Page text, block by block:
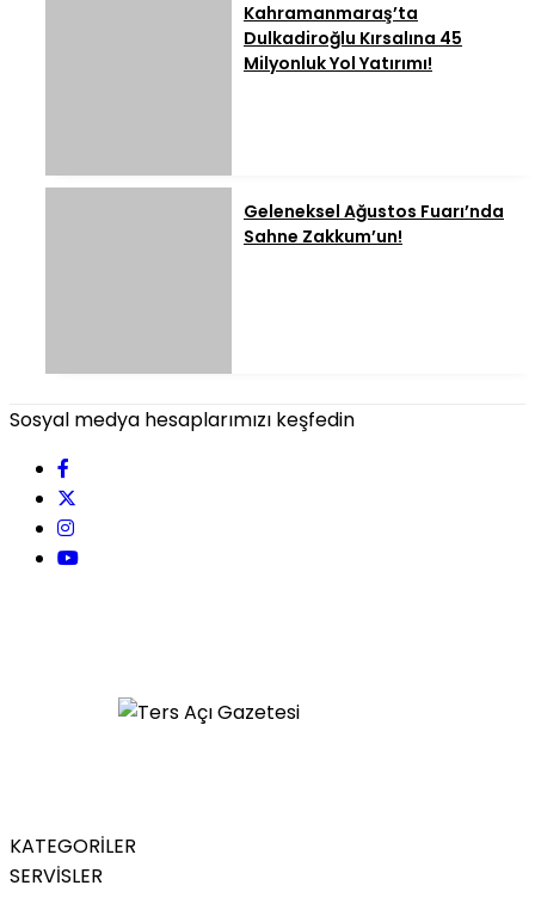
Kahramanmaraş’ta
Dulkadiroğlu Kırsalına 45
Milyonluk Yol Yatırımı!
Geleneksel Ağustos Fuarı’nda
Sahne Zakkum’un!
Sosyal medya hesaplarımızı keşfedin
KATEGORİLER
SERVİSLER